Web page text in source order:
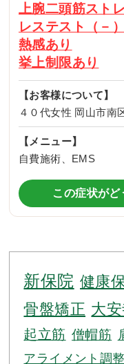
上腕二頭筋スト
レステスト（－）
熱感あり
挙上制限あり
【お客様について】
４０代女性 岡山市南
【メニュー】
自費施術、EMS
この症状がど
新保院 健康
骨盤矯正 大
起立筋 僧帽筋
アライメント調整